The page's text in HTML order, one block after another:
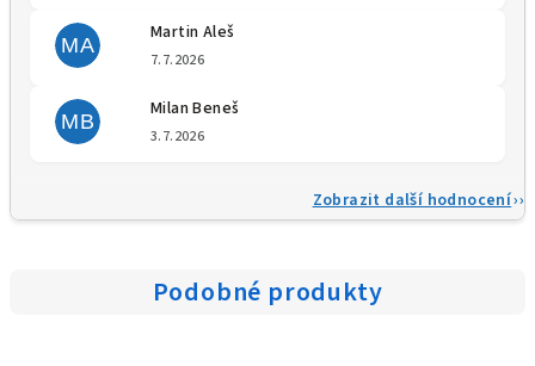
MA
Martin Aleš
7.7.2026
MB
Milan Beneš
3.7.2026
Zobrazit další hodnocení
Podobné produkty